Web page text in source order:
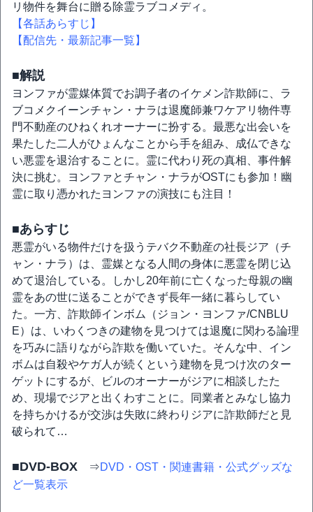
リ物件を舞台に贈る除霊ラブコメディ。
【各話あらすじ】
【配信先・最新記事一覧】
■解説
ヨンファが霊媒体質でお調子者のイケメン詐欺師に、ラ
ブコメクイーンチャン・ナラは退魔師兼ワケアリ物件専
門不動産のひねくれオーナーに扮する。最悪な出会いを
果たした二人がひょんなことから手を組み、成仏できな
い悪霊を退治することに。霊に代わり死の真相、事件解
決に挑む。ヨンファとチャン・ナラがOSTにも参加！幽
霊に取り憑かれたヨンファの演技にも注目！
■あらすじ
悪霊がいる物件だけを扱うテバク不動産の社長ジア（チ
ャン・ナラ）は、霊媒となる人間の身体に悪霊を閉じ込
めて退治している。しかし20年前に亡くなった母親の幽
霊をあの世に送ることができず長年一緒に暮らしてい
た。一方、詐欺師インボム（ジョン・ヨンファ/CNBLU
E）は、いわくつきの建物を見つけては退魔に関わる論理
を巧みに語りながら詐欺を働いていた。そんな中、イン
ボムは自殺やケガ人が続くという建物を見つけ次のター
ゲットにするが、ビルのオーナーがジアに相談したた
め、現場でジアと出くわすことに。同業者とみなし協力
を持ちかけるが交渉は失敗に終わりジアに詐欺師だと見
破られて…
■DVD-BOX ⇒DVD・OST・関連書籍・公式グッズな
ど一覧表示